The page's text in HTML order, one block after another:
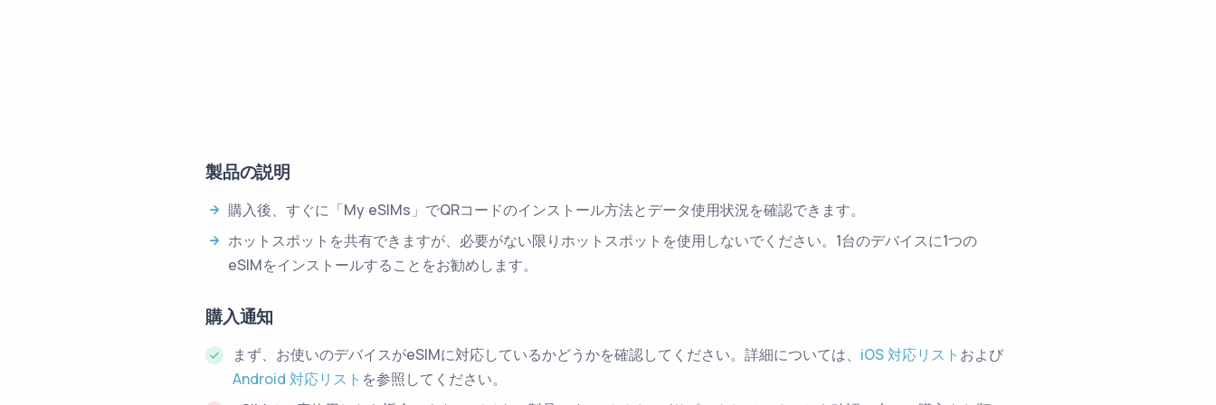
製品の説明
購入後、すぐに「My eSIMs」でQRコードのインストール方法とデータ使用状況を確認できます。
ホットスポットを共有できますが、必要がない限りホットスポットを使用しないでください。1台のデバイスに1つの
eSIMをインストールすることをお勧めします。
購入通知
まず、お使いのデバイスがeSIMに対応しているかどうかを確認してください。詳細については、 iOS 対応リスト および
Android 対応リスト を参照してください。